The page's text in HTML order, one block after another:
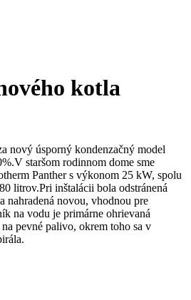
kotla
nový úsporný kondenzačný model
staršom rodinnom dome sme
Panther s výkonom 25 kW, spolu
litrov.Pri inštalácii bola odstránená
nahradená novou, vhodnou pre
na vodu je primárne ohrievaná
pevné palivo, okrem toho sa v